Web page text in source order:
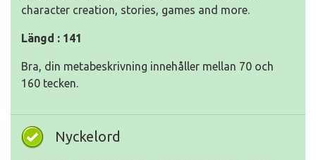
character creation, stories, games and more.
Längd : 141
Bra, din metabeskrivning innehåller mellan 70 och
160 tecken.
Nyckelord